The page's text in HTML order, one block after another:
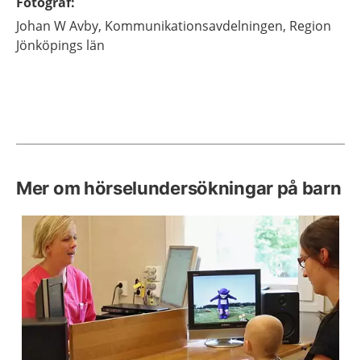
Johan W Avby, Kommunikationsavdelningen, Region
Jönköpings län
Mer om hörselundersökningar på barn